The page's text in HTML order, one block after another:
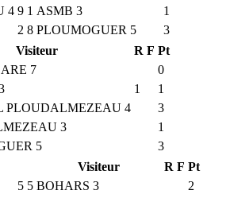
4 9 1 ASMB 3
1
2 8 PLOUMOGUER 5
3
Visiteur R F Pt
7
0
1
1
PLOUDALMEZEAU 4
3
3
1
5
3
Visiteur R F Pt
5 5 BOHARS 3
2